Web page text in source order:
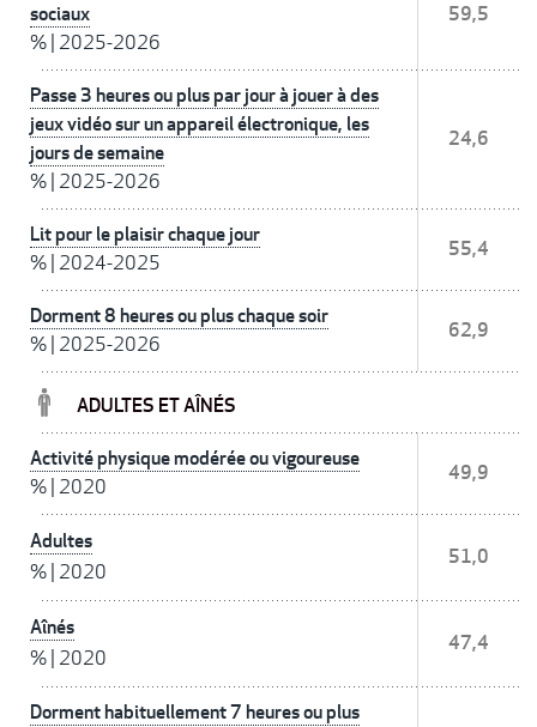
sociaux
% 2025-2026
59,5
Passe 3 heures ou plus par jour à jouer à des
jeux vidéo sur un appareil électronique, les
jours de semaine
% 2025-2026
24,6
Lit pour le plaisir chaque jour
% 2024-2025
55,4
Dorment 8 heures ou plus chaque soir
% 2025-2026
62,9
ADULTES ET AÎNÉS
Activité physique modérée ou vigoureuse
% 2020
49,9
Adultes
% 2020
51,0
Aînés
% 2020
47,4
Dorment habituellement 7 heures ou plus